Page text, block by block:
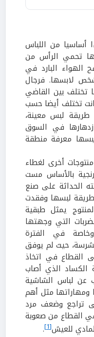
أساسيا من اللباس
تحمي الرأس من
البارد في
لابسها. فرجال
بين القاضي
تختلف أيضا حسب
طريقة لبس معينة،
في السوق
معرفة منطقة
أخرى لغطاء
بالأساس مست
الحداثة على صنع
طريقة لبسها وفقدت
يمثل طبقية
التي وجهتها
في الفترة
حيث لم يوفق
القطاع في اتخاذ
الكساد الذي أصاب
عن لباس الشاشية
ومهاراتها مثل أهم
تراجع وضعف مرد
القطاع من صعوبة
للعيش[1]
.